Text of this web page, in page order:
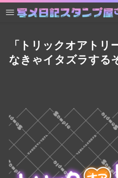
「トリックオアト
なきゃイタズラする